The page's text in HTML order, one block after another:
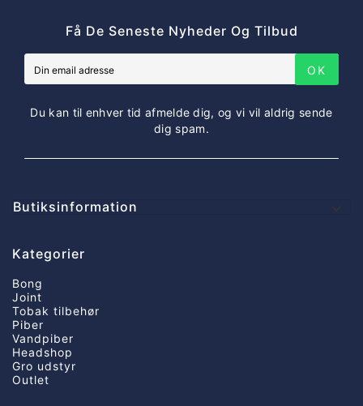
Få De Seneste Nyheder Og Tilbud
OK
Du kan til enhver tid afmelde dig, og vi vil aldrig sende
dig spam.
Butiksinformation
Kategorier
Bong
Joint
Tobak tilbehør
Piber
Vandpiber
Headshop
Gro udstyr
Outlet